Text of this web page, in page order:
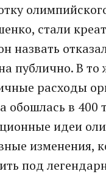
стали
назвать
публично. В
расходы
обошлась в 400
идеи
изменения,
под